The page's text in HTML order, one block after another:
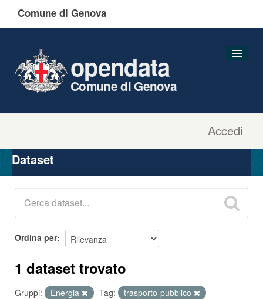
Comune di Genova
Accedi
opendata
Comune di Genova
Organizzazioni
Gruppi
Dataset
Ordina per
1 dataset trovato
Gruppi: Energia Tag:
trasporto-pubblico